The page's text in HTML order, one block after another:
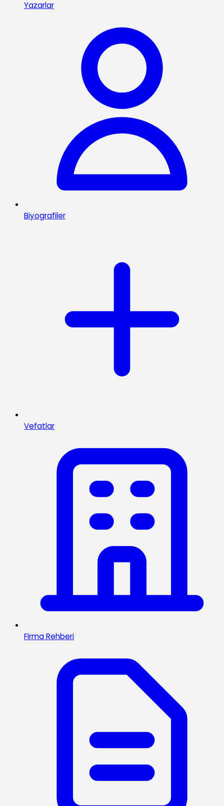
Yazarlar
Biyografiler
Vefatlar
Firma Rehberi